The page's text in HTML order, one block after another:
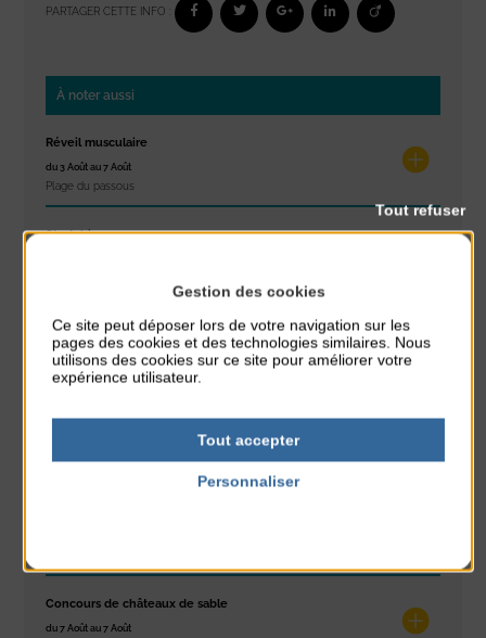
PARTAGER CETTE INFO :
À noter aussi
Réveil musculaire
du 3 Août au 7 Août
Plage du passous
Stretching
Les ateliers d’Isa
du 4 Août au 6 Août
Tennis Club Coutainville
Marché d’été
Place du Général de Gaulle
Concours de châteaux de sable
du 7 Août au 7 Août
Gestion des cookies
Ce site peut déposer lors de votre navigation sur les
pages des cookies et des technologies similaires. Nous
utilisons des cookies sur ce site pour améliorer votre
expérience utilisateur.
Tout accepter
Tout refuser
Personnaliser